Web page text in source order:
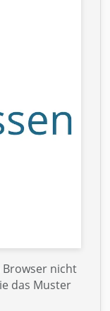
Browser nicht
das Muster